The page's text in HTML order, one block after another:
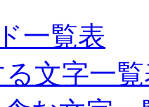
一覧表
文字一